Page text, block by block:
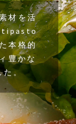
材を活
本格的
豊かな
た。